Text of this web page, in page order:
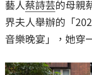
藝人蔡詩芸的母親
界夫人舉辦的「
音樂晚宴」，她穿